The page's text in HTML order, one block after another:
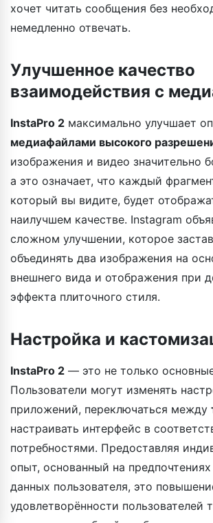
хочет читать сообщения без
немедленно отвечать.
Улучшенное качество
взаимодействия с
InstaPro 2 максимально улучшает
медиафайлами высокого
изображения и видео значительно
а это означает, что каждый
который вы видите, будет
наилучшем качестве. Instagram
сложном улучшении, которое
объединять два изображения на
внешнего вида и отображения при
эффекта плиточного стиля.
Настройка и
InstaPro 2 — это не только
Пользователи могут изменять
приложений, переключаться между
настраивать интерфейс в
потребностями. Предоставляя
опыт, основанный на
данных пользователя, это
удовлетворённости пользователей